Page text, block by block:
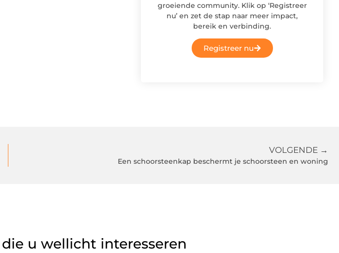
groeiende community. Klik op ‘Registreer
nu’ en zet de stap naar meer impact,
bereik en verbinding.
Registreer nu
VOLGENDE →
Een schoorsteenkap beschermt je schoorsteen en woning
die u wellicht interesseren